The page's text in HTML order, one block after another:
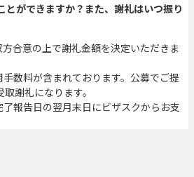
とができますか？また、謝礼はいつ振り
合意の上で謝礼金額を決定いただきま
数料が含まれております。公募でご提
謝礼になります。
報告日の翌月末日にビザスクからお支